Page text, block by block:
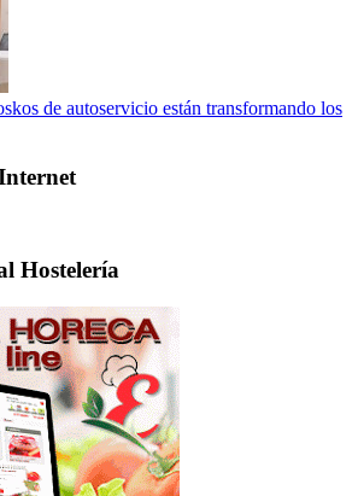
de autoservicio están transformando los
Hostelería